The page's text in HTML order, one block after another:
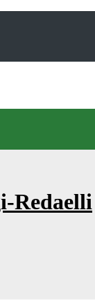
Redaelli